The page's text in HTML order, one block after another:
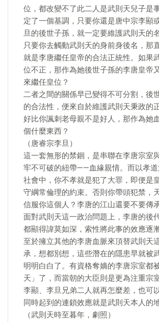
位，都改變不了此二人是武則天兒子是
定了一個基調，只要你還是唐中宗李顯
旦的後世子孫，就一定要維護武則天的名
只要你去觸動武則天的身前身後名，那
就是李唐繼任皇帝的合法正統性。如果
位不正，那作為她後世子孫的李唐皇帝
來繼任皇位？
二者之間的關係早已變得不可分割，後
的合法性，便來自於維護武則天秉政的
好比你諷刺老母親不是好人，那作為她
個什麼東西？
（唐睿宗李旦）
這一套無形的禁錮，是串聯在李唐宗室
牢不可破的紐帶——血緣親情。而以孝
社會中，你不孝就是犯了大罪，即便是
守綱常倫理的約束。否則你帶頭犯禁，
信服你這個人？李唐的江山還要不要傳
面對武則天這一政治問題上，李唐的後
都顯得諱莫如深，索性將此事的效應逐漸
至於擁立其他的李唐血脈來頂替武則天
承，想都別想，這些潛在的隱患早就被
明明白白了。有資格奪嫡的李唐宗室都
天」了，而當朝的大臣則是更為注重宗
李顯、李旦兄弟二人就再怎麼差，也可
同時起到的連鎖效應就是武則天本人的
（武則天時至暮年，劇照）